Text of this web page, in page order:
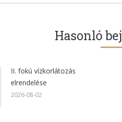
Hasonló
II. fokú vízkorlátozás
elrendelése
2026-08-02